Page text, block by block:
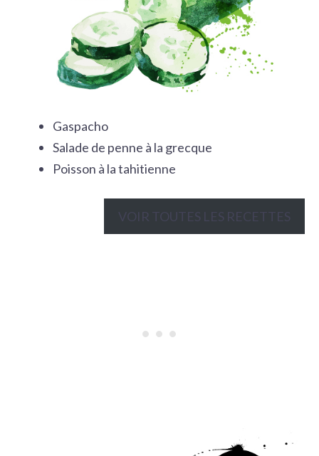
Gaspacho
Salade de penne à la grecque
Poisson à la tahitienne
VOIR TOUTES LES RECETTES